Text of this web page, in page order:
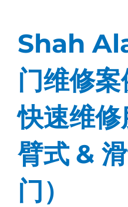
Shah
门维修案
快速维
臂式 &
门）